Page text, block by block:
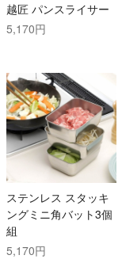
越匠 パンスライサー
5,170円
ステンレス スタッキ
ングミニ角バット3個
組
5,170円